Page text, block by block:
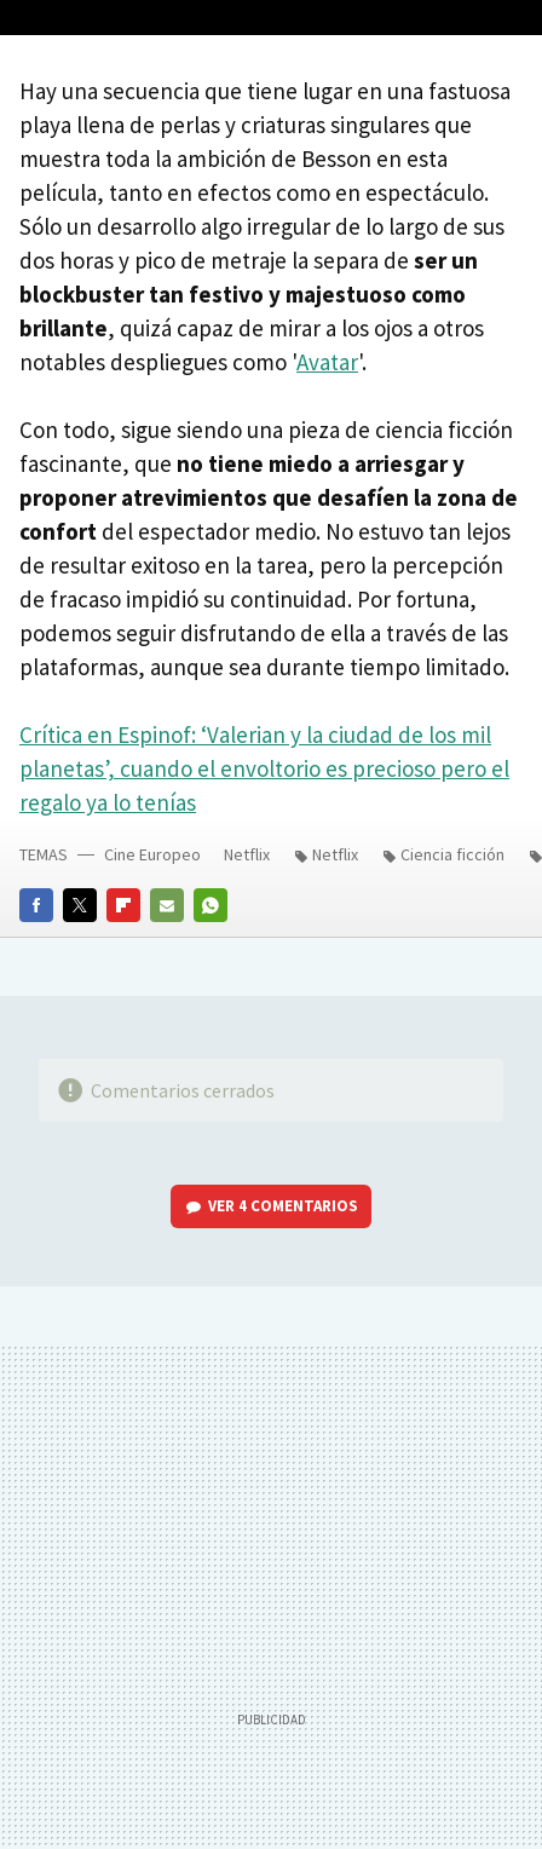
Hay una secuencia que tiene lugar en una fastuosa
playa llena de perlas y criaturas singulares que
muestra toda la ambición de Besson en esta
película, tanto en efectos como en espectáculo.
Sólo un desarrollo algo irregular de lo largo de sus
dos horas y pico de metraje la separa de ser un
blockbuster tan festivo y majestuoso como
brillante, quizá capaz de mirar a los ojos a otros
notables despliegues como 'Avatar'.
Con todo, sigue siendo una pieza de ciencia ficción
fascinante, que no tiene miedo a arriesgar y
proponer atrevimientos que desafíen la zona de
confort del espectador medio. No estuvo tan lejos
de resultar exitoso en la tarea, pero la percepción
de fracaso impidió su continuidad. Por fortuna,
podemos seguir disfrutando de ella a través de las
plataformas, aunque sea durante tiempo limitado.
Crítica en Espinof: ‘Valerian y la ciudad de los mil
planetas’, cuando el envoltorio es precioso pero el
regalo ya lo tenías
FACEBOOKTWITTERFLIPBOARD
E-
WHATSAPP
TEMAS Cine Europeo Netflix Netflix Ciencia ficción
Comentarios cerrados
VER 4 COMENTARIOS